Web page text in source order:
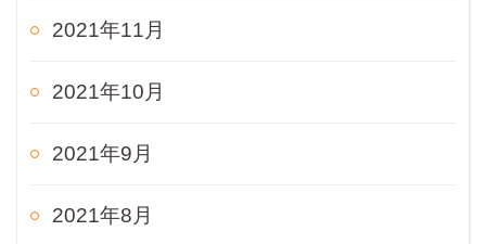
2021年11月
2021年10月
2021年9月
2021年8月